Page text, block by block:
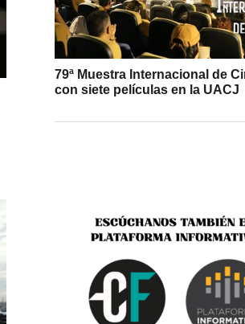
79ª Muestra Internacional de
con siete películas en la UACJ